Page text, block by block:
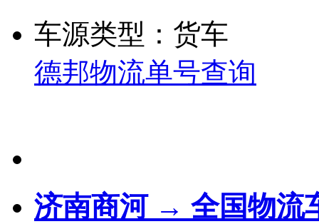
车源类型：货车
德邦物流单号查询
济南商河 → 全国物流